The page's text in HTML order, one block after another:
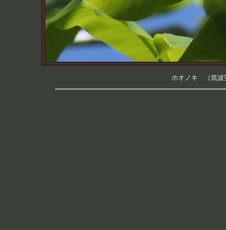
ホオノキ （筑波